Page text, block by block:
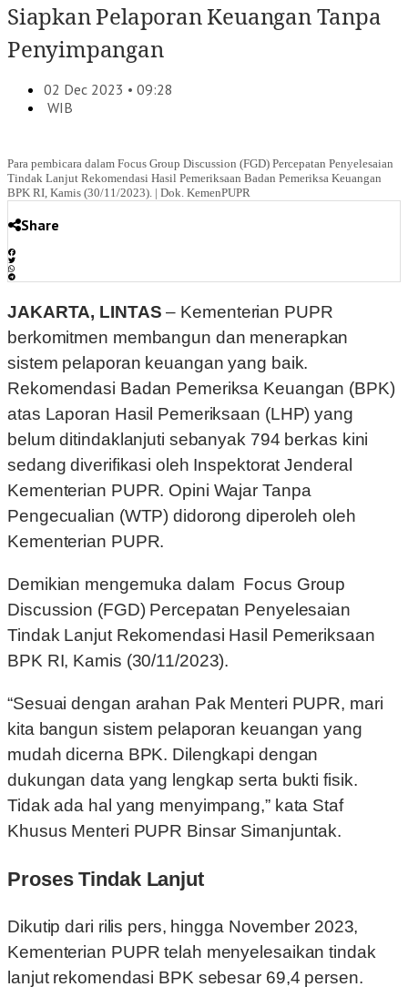
Siapkan Pelaporan Keuangan Tanpa
Penyimpangan
02 Dec 2023 • 09:28
WIB
Para pembicara dalam Focus Group Discussion (FGD) Percepatan Penyelesaian
Tindak Lanjut Rekomendasi Hasil Pemeriksaan Badan Pemeriksa Keuangan
BPK RI, Kamis (30/11/2023). | Dok. KemenPUPR
Share
JAKARTA, LINTAS – Kementerian PUPR
berkomitmen membangun dan menerapkan
sistem pelaporan keuangan yang baik.
Rekomendasi Badan Pemeriksa Keuangan (BPK)
atas Laporan Hasil Pemeriksaan (LHP) yang
belum ditindaklanjuti sebanyak 794 berkas kini
sedang diverifikasi oleh Inspektorat Jenderal
Kementerian PUPR. Opini Wajar Tanpa
Pengecualian (WTP) didorong diperoleh oleh
Kementerian PUPR.
Demikian mengemuka dalam Focus Group
Discussion (FGD) Percepatan Penyelesaian
Tindak Lanjut Rekomendasi Hasil Pemeriksaan
BPK RI, Kamis (30/11/2023).
“Sesuai dengan arahan Pak Menteri PUPR, mari
kita bangun sistem pelaporan keuangan yang
mudah dicerna BPK. Dilengkapi dengan
dukungan data yang lengkap serta bukti fisik.
Tidak ada hal yang menyimpang,” kata Staf
Khusus Menteri PUPR Binsar Simanjuntak.
Proses Tindak Lanjut
Dikutip dari rilis pers, hingga November 2023,
Kementerian PUPR telah menyelesaikan tindak
lanjut rekomendasi BPK sebesar 69,4 persen.